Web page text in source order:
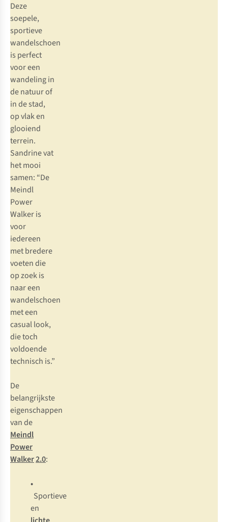
Deze
soepele,
sportieve
wandelschoen
is perfect
voor een
wandeling in
de natuur of
in de stad,
op vlak en
glooiend
terrein.
Sandrine vat
het mooi
samen: “De
Meindl
Power
Walker is
voor
iedereen
met bredere
voeten die
op zoek is
naar een
wandelschoen
met een
casual look,
die toch
voldoende
technisch is.”
De
belangrijkste
eigenschappen
van de
Meindl
Power
Walker2.0:
•
Sportieve
en